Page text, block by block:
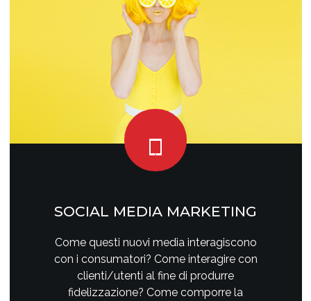
SOCIAL MEDIA MARKETING
Come questi nuovi media interagiscono
con i consumatori? Come interagire con
clienti/utenti al fine di produrre
fidelizzazione? Come comporre la